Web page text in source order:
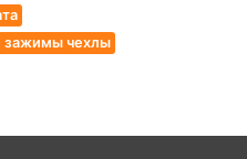
зажимы чехлы